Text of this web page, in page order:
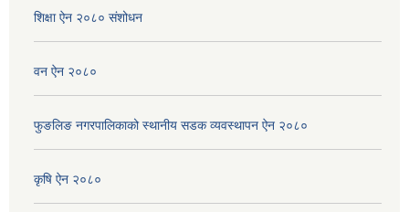
शिक्षा ऐन २०८० संशोधन
वन ऐन २०८०
फुङलिङ नगरपालिकाको स्थानीय सडक व्यवस्थापन ऐन २०८०
कृषि ऐन २०८०